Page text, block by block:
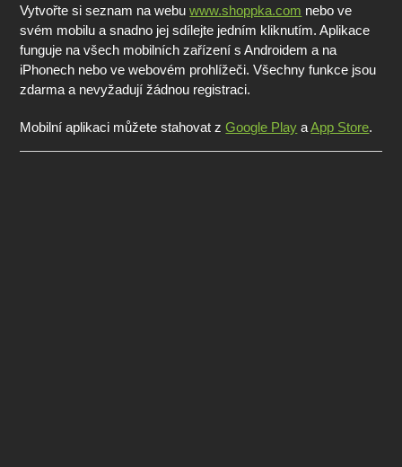
Vytvořte si seznam na webuwww.shoppka.com nebo ve
svém mobilu a snadno jej sdílejte jedním kliknutím. Aplikace
funguje na všech mobilních zařízení s Androidem a na
iPhonech nebo ve webovém prohlížeči. Všechny funkce jsou
zdarma a nevyžadují žádnou registraci.
Mobilní aplikaci můžete stahovat zGoogle Play aApp Store.